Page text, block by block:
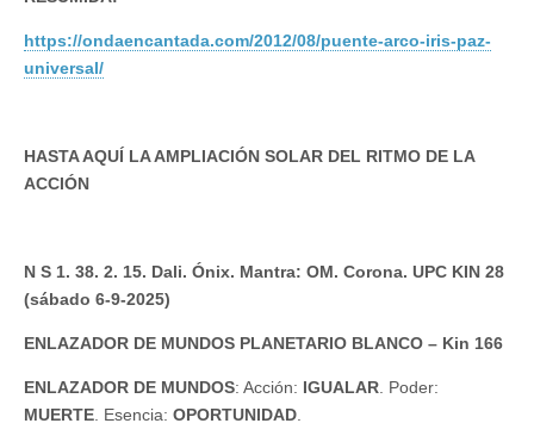
https://ondaencantada.com/2012/08/puente-arco-iris-paz-
universal/
HASTA AQUÍ LA AMPLIACIÓN SOLAR DEL RITMO DE LA
ACCIÓN
N S 1. 38. 2. 15. Dali. Ónix. Mantra: OM. Corona. UPC KIN 28
(sábado 6-9-2025)
ENLAZADOR DE MUNDOS PLANETARIO BLANCO – Kin 166
ENLAZADOR DE MUNDOS: Acción: IGUALAR . Poder:
MUERTE . Esencia: OPORTUNIDAD